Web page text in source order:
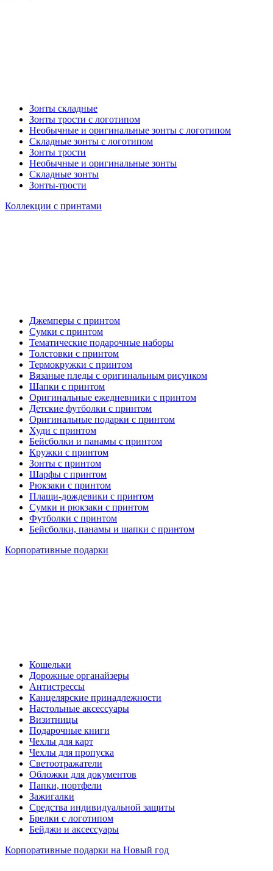
Зонты складные
Зонты трости с логотипом
Необычные и оригинальные зонты с логотипом
Складные зонты с логотипом
Зонты трости
Необычные и оригинальные зонты
Складные зонты
Зонты-трости
Коллекции с принтами
Джемперы с принтом
Сумки с принтом
Тематические подарочные наборы
Толстовки с принтом
Термокружки с принтом
Вязаные пледы с оригинальным рисунком
Шапки с принтом
Оригинальные ежедневники с принтом
Детские футболки с принтом
Оригинальные подарки с принтом
Худи с принтом
Бейсболки и панамы с принтом
Кружки с принтом
Зонты с принтом
Шарфы с принтом
Рюкзаки с принтом
Плащи-дождевики с принтом
Сумки и рюкзаки с принтом
Футболки с принтом
Бейсболки, панамы и шапки с принтом
Корпоративные подарки
Кошельки
Дорожные органайзеры
Антистрессы
Канцелярские принадлежности
Настольные аксессуары
Визитницы
Подарочные книги
Чехлы для карт
Чехлы для пропуска
Светоотражатели
Обложки для документов
Папки, портфели
Зажигалки
Средства индивидуальной защиты
Брелки с логотипом
Бейджи и аксессуары
Корпоративные подарки на Новый год